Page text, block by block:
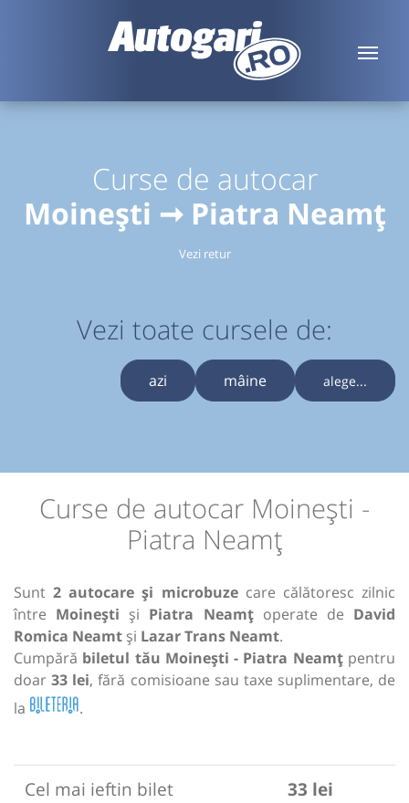
Curse de autocar
Moinești ➞ Piatra Neamț
Vezi retur
Vezi toate cursele de:
azi mâine alege...
Curse de autocar Moinești -
Piatra Neamț
Sunt2 autocare și microbuzecare călătoresc zilnic
între Moinești și Piatra Neamțoperate de David
Romica Neamt și Lazar Trans Neamt.
Cumpără biletul tău Moinești - Piatra Neamțpentru
doar33 lei, fără comisioane sau taxe suplimentare, de
la
.
Cel mai ieftin bilet
33 lei